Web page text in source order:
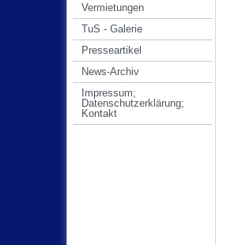
Vermietungen
TuS - Galerie
Presseartikel
News-Archiv
Impressum;
Datenschutzerklärung;
Kontakt